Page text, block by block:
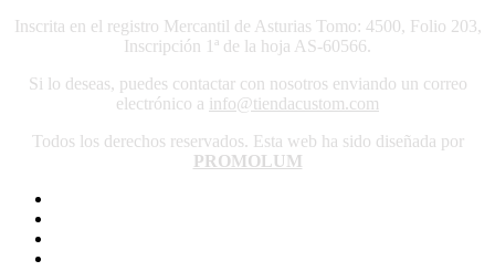
Inscrita en el registro Mercantil de Asturias Tomo: 4500, Folio 203,
Inscripción 1ª de la hoja AS-60566.
Si lo deseas, puedes contactar con nosotros enviando un correo
electrónico a info@tiendacustom.com
Todos los derechos reservados. Esta web ha sido diseñada por
PROMOLUM